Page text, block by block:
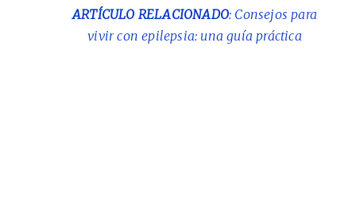
ARTÍCULO RELACIONADO: Consejos para
vivir con epilepsia: una guía práctica